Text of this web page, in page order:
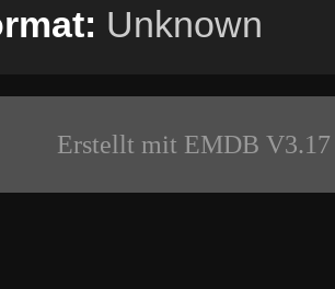
Unknown
Erstellt mit EMDB V3.17